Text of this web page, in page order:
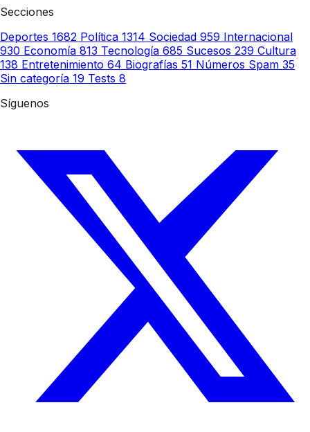
Secciones
Deportes 1682 Política 1314 Sociedad 959 Internacional
930 Economía 813 Tecnología 685 Sucesos 239 Cultura
138 Entretenimiento 64 Biografías 51 Números Spam 35
Sin categoría 19 Tests 8
Síguenos